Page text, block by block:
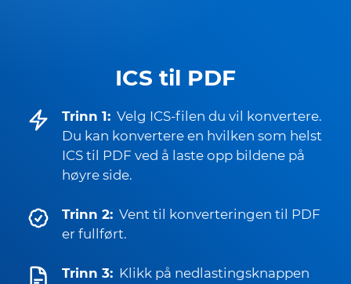
ICS til PDF
Trinn 1: Velg ICS-filen du vil konvertere.
Du kan konvertere en hvilken som helst
ICS til PDF ved å laste opp bildene på
høyre side.
Trinn 2: Vent til konverteringen til PDF
er fullført.
Trinn 3: Klikk på nedlastingsknappen